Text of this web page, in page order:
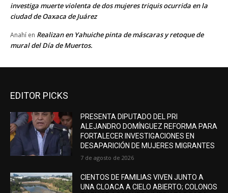
investiga muerte violenta de dos mujeres triquis ocurrida en la
ciudad de Oaxaca de Juárez
Anahí en Realizan en Yahuiche pinta de máscaras y retoque de
mural del Día de Muertos.
EDITOR PICKS
PRESENTA DIPUTADO DEL PRI
ALEJANDRO DOMÍNGUEZ REFORMA PARA
FORTALECER INVESTIGACIONES EN
DESAPARICIÓN DE MUJERES MIGRANTES
7 de agosto de 2026
CIENTOS DE FAMILIAS VIVEN JUNTO A
UNA CLOACA A CIELO ABIERTO; COLONOS